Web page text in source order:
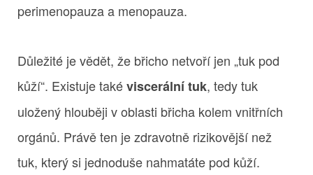
perimenopauza a menopauza.
Důležité je vědět, že břicho netvoří jen „tuk pod
kůží“. Existuje takéviscerální tuk, tedy tuk
uložený hlouběji v oblasti břicha kolem vnitřních
orgánů. Právě ten je zdravotně rizikovější než
tuk, který si jednoduše nahmatáte pod kůží.